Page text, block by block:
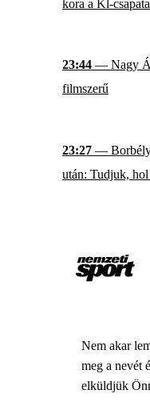
kora a Kl-
23:44 — Nagy
filmszerű
23:27 — Borbély
után: Tudjuk,
Nem akar
meg a nevét
elküldjük